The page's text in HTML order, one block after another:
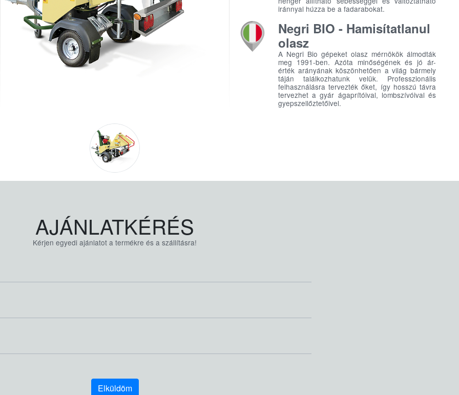
iránnyal húzza be a fadarabokat.
Negri BIO - Hamisítatlanul
olasz
A Negri Bio gépeket olasz mérnökök álmodták
meg 1991-ben. Azóta minőségének és jó ár-
érték arányának köszönhetően a világ bármely
táján találkozhatunk velük. Professzionális
felhasználásra tervezték őket, így hosszú távra
tervezhet a gyár ágaprítóival, lombszívóival és
gyepszellőztetőivel.
AJÁNLATKÉRÉS
Kérjen egyedi ajánlatot a termékre és a szállításra!
Elküldöm